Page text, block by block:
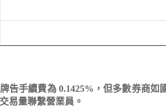
告手續費為 0.1425%，但多數券商如
易量聯繫營業員。